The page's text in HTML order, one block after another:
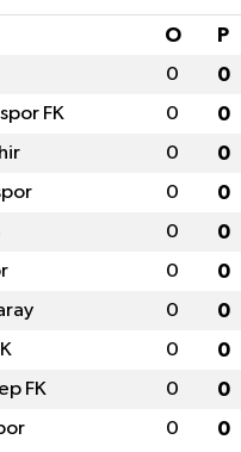
O P
0 0
FK 0 0
0 0
0 0
0 0
0 0
0 0
0 0
FK 0 0
0 0